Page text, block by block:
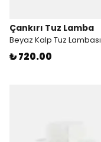
Çankırı Tuz Lamba
Beyaz Kalp Tuz Lambası
₺ 720.00